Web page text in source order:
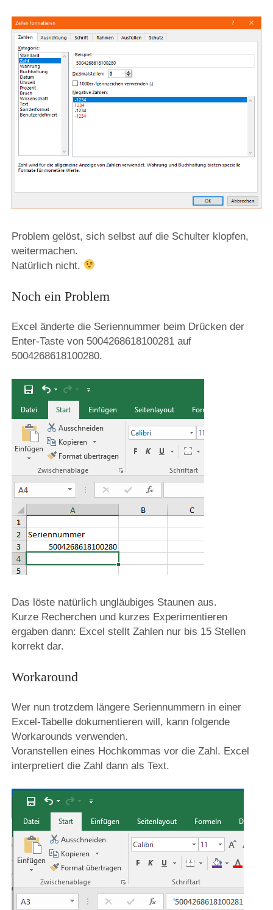
Problem gelöst, sich selbst auf die Schulter klopfen,
weitermachen.
Natürlich nicht.
Noch ein Problem
Excel änderte die Seriennummer beim Drücken der
Enter-Taste von 5004268618100281 auf
5004268618100280.
Das löste natürlich ungläubiges Staunen aus.
Kurze Recherchen und kurzes Experimentieren
ergaben dann: Excel stellt Zahlen nur bis 15 Stellen
korrekt dar.
Workaround
Wer nun trotzdem längere Seriennummern in einer
Excel-Tabelle dokumentieren will, kann folgende
Workarounds verwenden.
Voranstellen eines Hochkommas vor die Zahl. Excel
interpretiert die Zahl dann als Text.